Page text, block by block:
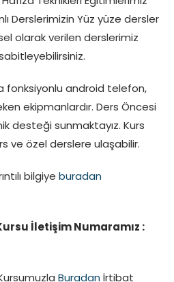
Derslerimizin Yüz yüze dersler
olarak verilen derslerimiz
fonksiyonlu android telefon,
ekipmanlardır. Ders Öncesi
desteği sunmaktayız. Kurs
ve özel derslere ulaşabilir.
bilgiye buradan
İletişim Numaramız :
Buradan İrtibat